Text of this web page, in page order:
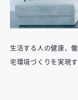
生活する人の健康、
宅環境づくりを実現